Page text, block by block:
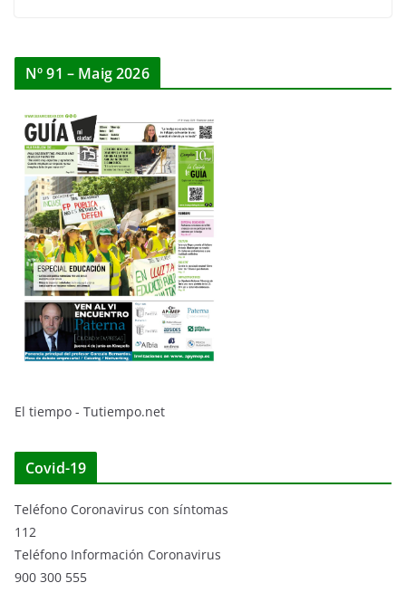
Nº 91 – Maig 2026
El tiempo - Tutiempo.net
Covid-19
Teléfono Coronavirus con síntomas
112
Teléfono Información Coronavirus
900 300 555